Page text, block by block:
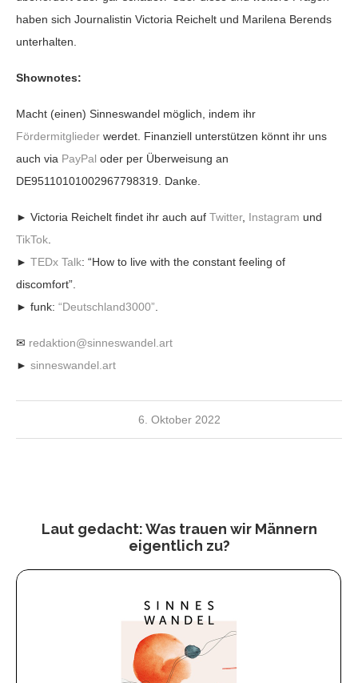
haben sich Journalistin Victoria Reichelt und Marilena Berends
unterhalten.
Shownotes:
Macht (einen) Sinneswandel möglich, indem ihr
Fördermitglieder werdet. Finanziell unterstützen könnt ihr uns
auch via PayPal oder per Überweisung an
DE95110101002967798319. Danke.
► Victoria Reichelt findet ihr auch auf Twitter, Instagram und
TikTok
► TEDx Talk: “How to live with the constant feeling of
discomfort”.
► funk: “Deutschland3000”
✉ redaktion@sinneswandel.art
► sinneswandel.art
6. Oktober 2022
Laut gedacht: Was trauen wir Männern
eigentlich zu?